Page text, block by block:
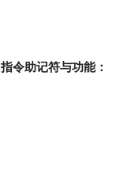
指令助记符与功能：